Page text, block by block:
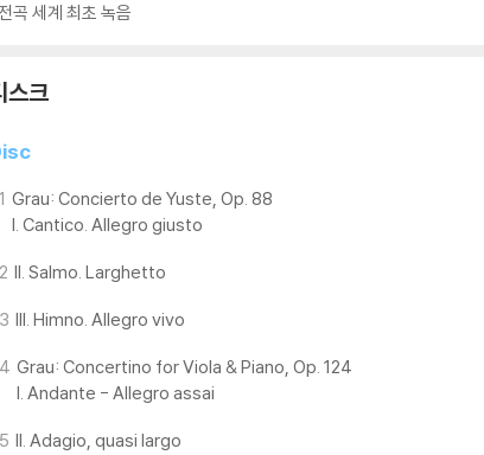
곡 세계 최초 녹음
스크
Grau: Concierto de Yuste, Op. 88
I. Cantico. Allegro giusto
II. Salmo. Larghetto
III. Himno. Allegro vivo
Grau: Concertino for Viola & Piano, Op. 124
I. Andante - Allegro assai
II. Adagio, quasi largo